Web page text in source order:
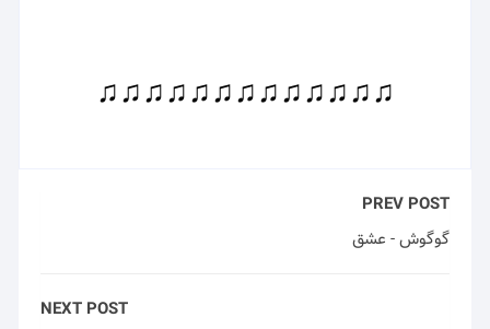
♫♫♫♫♫♫♫♫♫♫♫♫♫
PREV POST
گوگوش - عشق
NEXT POST